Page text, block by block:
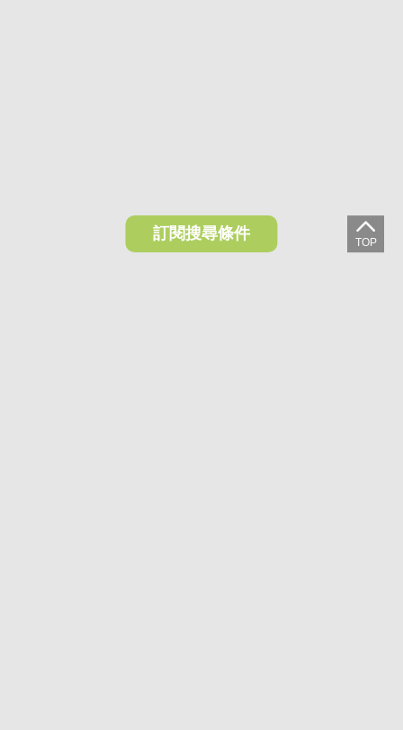
訂閱搜尋條件